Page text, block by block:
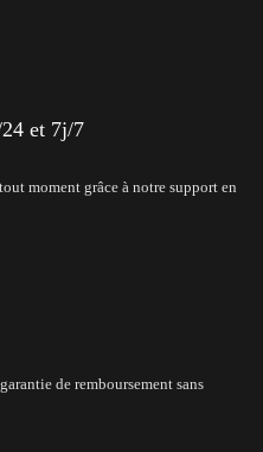
et 7j/7
moment grâce à notre support en
de remboursement sans